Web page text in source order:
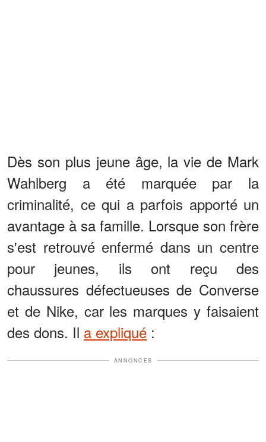
Dès son plus jeune âge, la vie de Mark
Wahlberg a été marquée par la
criminalité, ce qui a parfois apporté un
avantage à sa famille. Lorsque son frère
s'est retrouvé enfermé dans un centre
pour jeunes, ils ont reçu des
chaussures défectueuses de Converse
et de Nike, car les marques y faisaient
des dons. Il a expliqué :
ANNONCES